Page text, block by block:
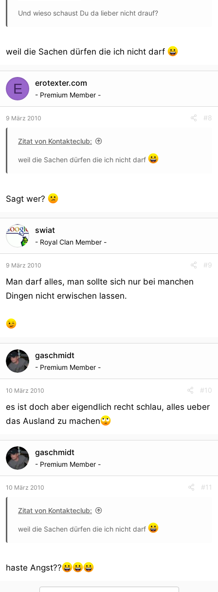
Und wieso schaust Du da lieber nicht drauf?
weil die Sachen dürfen die ich nicht darf
E erotexter.com
- Premium Member -
9 März 2010 #8
Zitat von Kontakteclub:
weil die Sachen dürfen die ich nicht darf
Sagt wer?
swiat
- Royal Clan Member -
9 März 2010 #9
Man darf alles, man sollte sich nur bei manchen
Dingen nicht erwischen lassen.
gaschmidt
- Premium Member -
10 März 2010 #10
es ist doch aber eigendlich recht schlau, alles ueber
das Ausland zu machen
gaschmidt
- Premium Member -
10 März 2010 #11
Zitat von Kontakteclub:
weil die Sachen dürfen die ich nicht darf
haste Angst??